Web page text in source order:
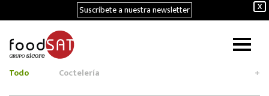
X
Suscríbete a nuestra newsletter
Todo Coctelería +